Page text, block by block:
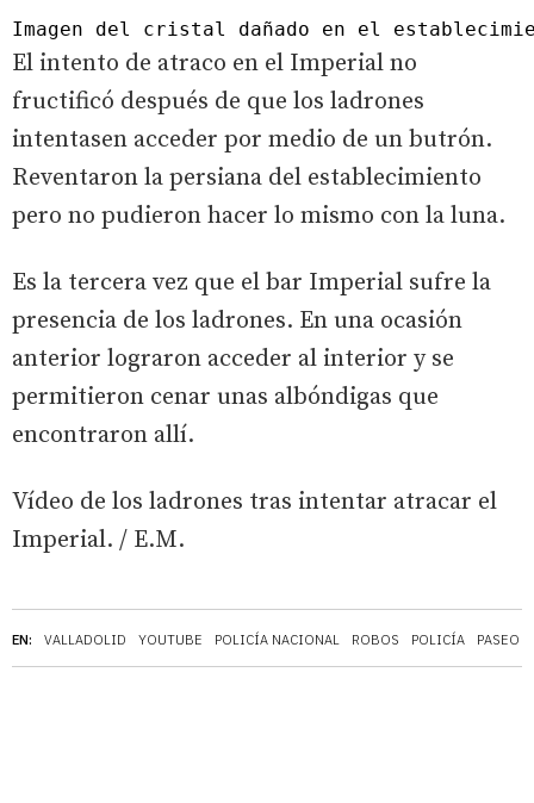
EN: VALLADOLID YOUTUBE POLICÍA NACIONAL ROBOS POLICÍA PASEO
Imagen del cristal dañado en el
El intento de atraco en el Imperial no
fructificó después de que los ladrones
intentasen acceder por medio de un butrón.
Reventaron la persiana del establecimiento
pero no pudieron hacer lo mismo con la luna.
Es la tercera vez que el bar Imperial sufre la
presencia de los ladrones. En una ocasión
anterior lograron acceder al interior y se
permitieron cenar unas albóndigas que
encontraron allí.
Vídeo de los ladrones tras intentar atracar el
Imperial. / E.M.